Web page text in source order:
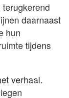
daarnaast
hun
tijdens
verhaal.